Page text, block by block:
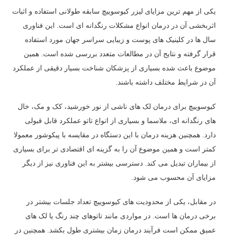
یکی از مهم ترین مزایای لیزر کیوسوییچ سابقه طولانی استفاده و اثبات
اثربخشی آن در درمان انواع مشکلات رنگدانه ای است. این فناوری
سال ها در کلینیک های پوست و زیبایی سراسر جهان مورد استفاده
قرار گرفته و نتایج آن در مطالعات متعدد بررسی شده است. همین
موضوع باعث شده بسیاری از پزشکان شناخت بسیار دقیقی از عملکرد
آن در شرایط مختلف داشته باشند.
کیوسوییچ برای درمان لک های ناشی از نور خورشید، کک و مک، خال
های رنگدانه ای، ملاسما و بسیاری از انواع تاتو عملکرد قابل قبولی
دارد. همچنین هزینه درمان با این دستگاه در مقایسه با پیکوشور معمولا
کمتر است و همین موضوع آن را به گزینه ای اقتصادی تر برای بسیاری
از بیماران تبدیل می کند. دسترسی بیشتر به این فناوری نیز از دیگر
مزایای آن محسوب می شود.
در مقابل، یکی از محدودیت های کیوسوییچ تعداد جلسات بیشتر در
برخی درمان ها است. در مواردی مانند تاتوهای چند رنگ یا لک های
عمیق ممکن است فرآیند درمان زمان بیشتری طول بکشد. همچنین در